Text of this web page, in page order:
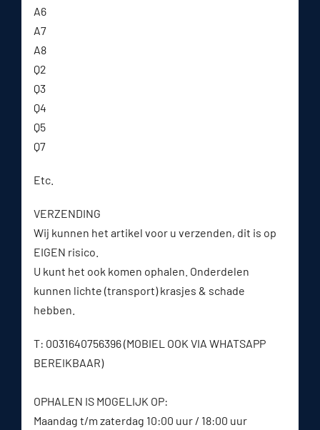
A6
A7
A8
Q2
Q3
Q4
Q5
Q7
Etc.
VERZENDING
Wij kunnen het artikel voor u verzenden, dit is op
EIGEN risico.
U kunt het ook komen ophalen. Onderdelen
kunnen lichte (transport) krasjes & schade
hebben.
T: 0031640756396 (MOBIEL OOK VIA WHATSAPP
BEREIKBAAR)
OPHALEN IS MOGELIJK OP:
Maandag t/m zaterdag 10:00 uur / 18:00 uur